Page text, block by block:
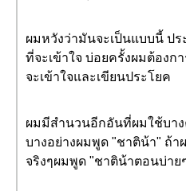
ผมหวังว่ามันจะเป็นแบบนี้ ป
ที่จะเข้าใจ บ่อยครั้งผมต้องก
จะเข้าใจและเขียนประโยค
ผมมีสำนวนอีกอันที่ผมใช้บา
บางอย่างผมพูด "ชาติน้า" ถ้า
จริงๆผมพูด "ชาติน้าตอนบ่าย